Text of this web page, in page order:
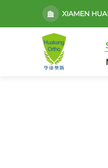
XIAMEN